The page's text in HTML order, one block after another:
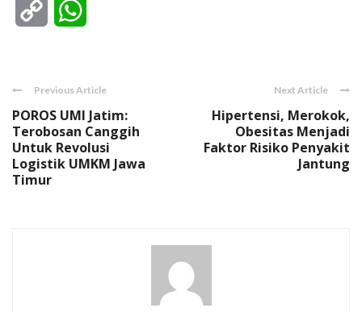
Copy
Previous Article
POROS UMI Jatim:
Terobosan Canggih
Untuk Revolusi
Logistik UMKM Jawa
Timur
Next Article
Hipertensi, Merokok,
Obesitas Menjadi
Faktor Risiko Penyakit
Jantung